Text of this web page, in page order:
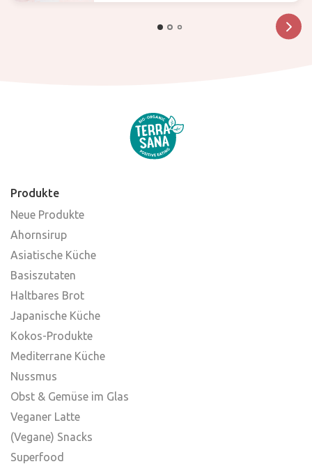
Produkte
Neue Produkte
Ahornsirup
Asiatische Küche
Basiszutaten
Haltbares Brot
Japanische Küche
Kokos-Produkte
Mediterrane Küche
Nussmus
Obst & Gemüse im Glas
Veganer Latte
(Vegane) Snacks
Superfood